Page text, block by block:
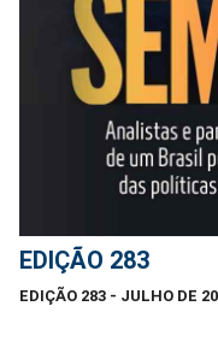
EDIÇÃO 283
EDIÇÃO 283 - JULHO DE